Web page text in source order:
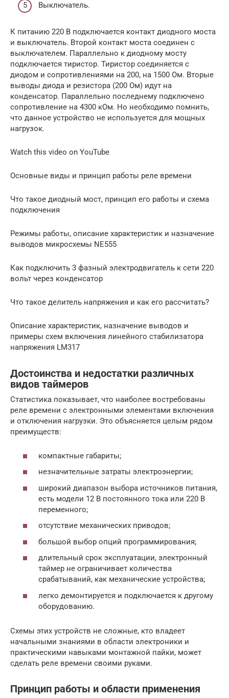
Выключатель.
К питанию 220 В подключается контакт диодного моста
и выключатель. Второй контакт моста соединен с
выключателем. Параллельно к диодному мосту
подключается тиристор. Тиристор соединяется с
диодом и сопротивлениями на 200, на 1500 Ом. Вторые
выводы диода и резистора (200 Ом) идут на
конденсатор. Параллельно последнему подключено
сопротивление на 4300 кОм. Но необходимо помнить,
что данное устройство не используется для мощных
нагрузок.
Watch this video on YouTube
Основные виды и принцип работы реле времени
Что такое диодный мост, принцип его работы и схема
подключения
Режимы работы, описание характеристик и назначение
выводов микросхемы NE555
Как подключить 3 фазный электродвигатель к сети 220
вольт через конденсатор
Что такое делитель напряжения и как его рассчитать?
Описание характеристик, назначение выводов и
примеры схем включения линейного стабилизатора
напряжения LM317
Достоинства и недостатки различных
видов таймеров
Статистика показывает, что наиболее востребованы
реле времени с электронными элементами включения
и отключения нагрузки. Это объясняется целым рядом
преимуществ:
компактные габариты;
незначительные затраты электроэнергии;
широкий диапазон выбора источников питания,
есть модели 12 В постоянного тока или 220 В
переменного;
отсутствие механических приводов;
большой выбор опций программирования;
длительный срок эксплуатации, электронный
таймер не ограничивает количества
срабатываний, как механические устройства;
легко демонтируется и подключается к другому
оборудованию.
Схемы этих устройств не сложные, кто владеет
начальными знаниями в области электроники и
практическими навыками монтажной пайки, может
сделать реле времени своими руками.
Принцип работы и области применения